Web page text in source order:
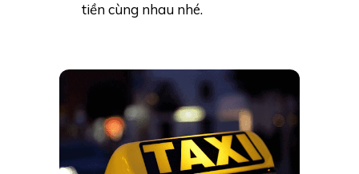
tiền cùng nhau nhé.